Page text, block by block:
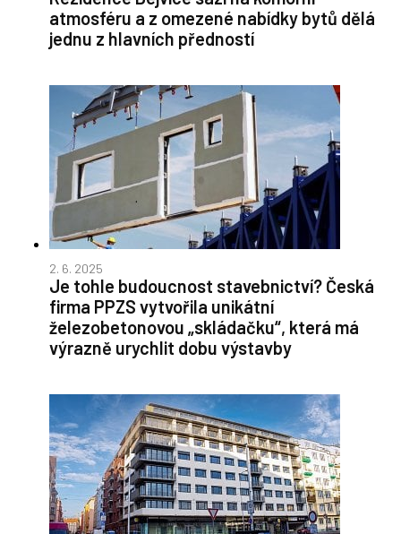
atmosféru a z omezené nabídky bytů dělá
jednu z hlavních předností
2. 6. 2025
Je tohle budoucnost stavebnictví? Česká
firma PPZS vytvořila unikátní
železobetonovou „skládačku“, která má
výrazně urychlit dobu výstavby